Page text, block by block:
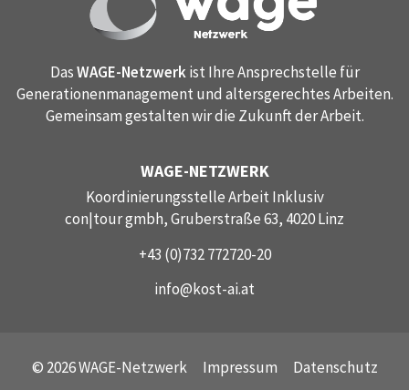
DasWAGE-Netzwerkist Ihre Ansprechstelle für
Generationenmanagement und altersgerechtes Arbeiten.
Gemeinsam gestalten wir die Zukunft der Arbeit.
WAGE-NETZWERK
Koordinierungsstelle Arbeit Inklusiv
con|tour gmbh, Gruberstraße 63, 4020 Linz
+43 (0)732 772720-20
info@kost-ai.at
© 2026 WAGE-Netzwerk Impressum Datenschutz